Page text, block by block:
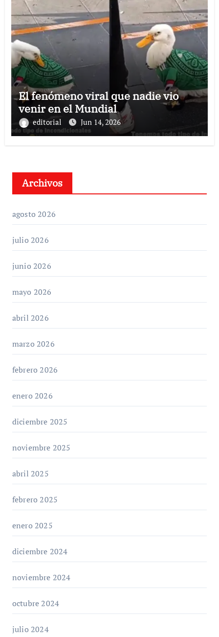
El fenómeno viral que nadie vio
venir en el Mundial
editorial Jun 14, 2026
Archivos
agosto 2026
julio 2026
junio 2026
mayo 2026
abril 2026
marzo 2026
febrero 2026
enero 2026
diciembre 2025
noviembre 2025
abril 2025
febrero 2025
enero 2025
diciembre 2024
noviembre 2024
octubre 2024
julio 2024